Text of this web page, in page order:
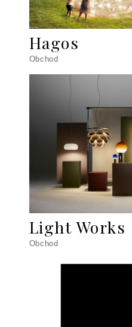
Hagos
Obchod
Light Works
Obchod